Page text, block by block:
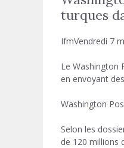
turques
IfmVendredi 7
Le Washington
en envoyant
Washington
Selon les
de 120 millions